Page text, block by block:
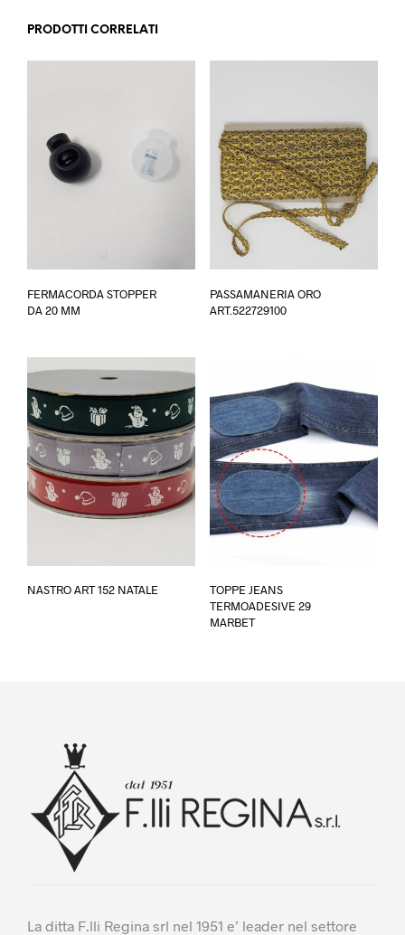
PRODOTTI CORRELATI
FERMACORDA STOPPER
DA 20 MM
prodotto
varianti.
Le
opzioni
possono
essere
scelte
nella
pagina
del
prodotto
PASSAMANERIA ORO
ART.522729100
NASTRO ART 152 NATALE
prodotto
del
prodotto
TOPPE JEANS
TERMOADESIVE 29
MARBET
La ditta F.lli Regina srl nel 1951 e’ leader nel settore